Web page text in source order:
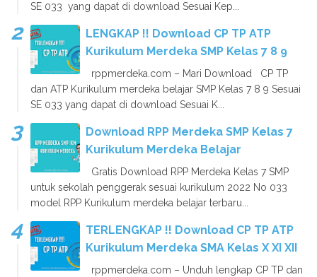
SE 033 yang dapat di download Sesuai Kep...
LENGKAP !! Download CP TP ATP
Kurikulum Merdeka SMP Kelas 7 8 9
rppmerdeka.com – Mari Download CP TP
dan ATP Kurikulum merdeka belajar SMP Kelas 7 8 9 Sesuai
SE 033 yang dapat di download Sesuai K...
Download RPP Merdeka SMP Kelas 7
Kurikulum Merdeka Belajar
Gratis Download RPP Merdeka Kelas 7 SMP
untuk sekolah penggerak sesuai kurikulum 2022 No 033
model RPP Kurikulum merdeka belajar terbaru...
TERLENGKAP !! Download CP TP ATP
Kurikulum Merdeka SMA Kelas X XI XII
rppmerdeka.com – Unduh lengkap CP TP dan